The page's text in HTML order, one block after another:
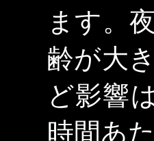
ます。
齢が大
ど影響
時間あ